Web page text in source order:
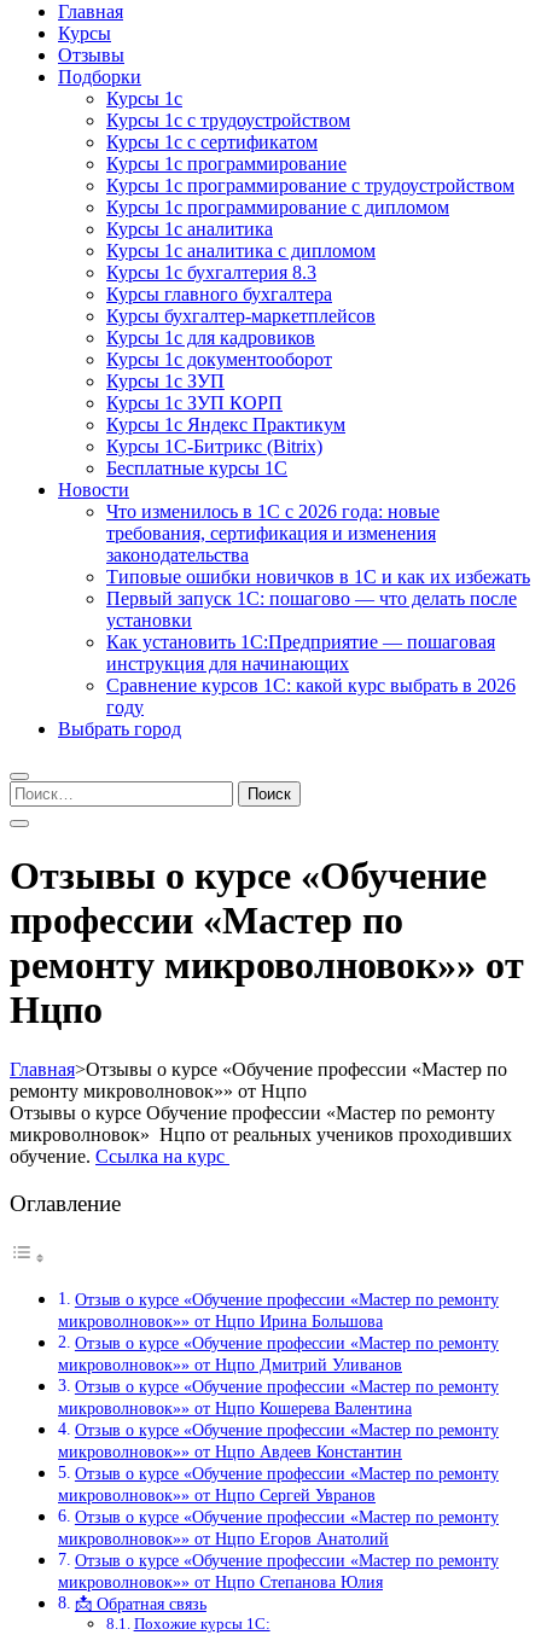
Курсы 1С
Курсы 1С официальная сертификация
Главная
Курсы
Отзывы
Подборки
Курсы 1с
Курсы 1с с трудоустройством
Курсы 1с с сертификатом
Курсы 1с программирование
Курсы 1с программирование с трудоустройством
Курсы 1с программирование с дипломом
Курсы 1с аналитика
Курсы 1с аналитика с дипломом
Курсы 1с бухгалтерия 8.3
Курсы главного бухгалтера
Курсы бухгалтер-маркетплейсов
Курсы 1с для кадровиков
Курсы 1с документооборот
Курсы 1с ЗУП
Курсы 1с ЗУП КОРП
Курсы 1с Яндекс Практикум
Курсы 1С-Битрикс (Bitrix)
Бесплатные курсы 1С
Новости
Что изменилось в 1С с 2026 года: новые
требования, сертификация и изменения
законодательства
Типовые ошибки новичков в 1С и как их избежать
Первый запуск 1С: пошагово — что делать после
установки
Как установить 1С:Предприятие — пошаговая
инструкция для начинающих
Сравнение курсов 1С: какой курс выбрать в 2026
году
Выбрать город
Найти:
Отзывы о курсе «Обучение
профессии «Мастер по
ремонту микроволновок»» от
Нцпо
Главная>Отзывы о курсе «Обучение профессии «Мастер по
ремонту микроволновок»» от Нцпо
Отзывы о курсе Обучение профессии «Мастер по ремонту
микроволновок» Нцпо от реальных учеников проходивших
обучение. Ссылка на курс
Оглавление
Отзыв о курсе «Обучение профессии «Мастер по ремонту
микроволновок»» от Нцпо Ирина Большова
Отзыв о курсе «Обучение профессии «Мастер по ремонту
микроволновок»» от Нцпо Дмитрий Уливанов
Отзыв о курсе «Обучение профессии «Мастер по ремонту
микроволновок»» от Нцпо Кошерева Валентина
Отзыв о курсе «Обучение профессии «Мастер по ремонту
микроволновок»» от Нцпо Авдеев Константин
Отзыв о курсе «Обучение профессии «Мастер по ремонту
микроволновок»» от Нцпо Сергей Увранов
Отзыв о курсе «Обучение профессии «Мастер по ремонту
микроволновок»» от Нцпо Егоров Анатолий
Отзыв о курсе «Обучение профессии «Мастер по ремонту
микроволновок»» от Нцпо Степанова Юлия
📩 Обратная связь
Похожие курсы 1С: